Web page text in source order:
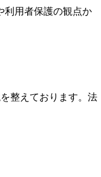
利用者保護の観点か
整えております。法